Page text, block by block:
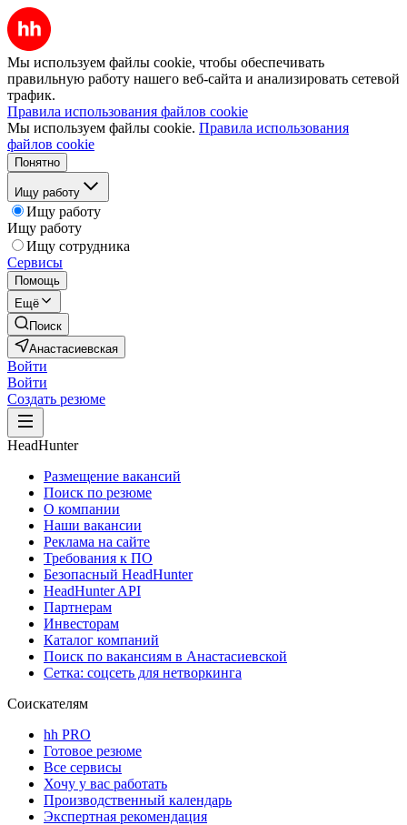
Мы используем файлы cookie, чтобы обеспечивать
правильную работу нашего веб-сайта и анализировать сетевой
трафик.
Правила использования файлов cookie
Мы используем файлы cookie. Правила использования
файлов cookie
Понятно
Ищу работу
Ищу работу
Ищу работу
Ищу сотрудника
Сервисы
Помощь
Ещё
Поиск
Анастасиевская
Войти
Войти
Создать резюме
HeadHunter
Размещение вакансий
Поиск по резюме
О компании
Наши вакансии
Реклама на сайте
Требования к ПО
Безопасный HeadHunter
HeadHunter API
Партнерам
Инвесторам
Каталог компаний
Поиск по вакансиям в Анастасиевской
Сетка: соцсеть для нетворкинга
Соискателям
hh PRO
Готовое резюме
Все сервисы
Хочу у вас работать
Производственный календарь
Экспертная рекомендация